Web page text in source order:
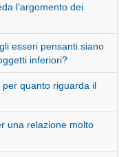
l’argomento dei
esseri pensanti siano
inferiori?
quanto riguarda il
una relazione molto